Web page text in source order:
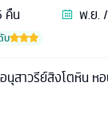
คืน
พ.ย.
บ
นุสาวรีย์สิงโตหิน ห